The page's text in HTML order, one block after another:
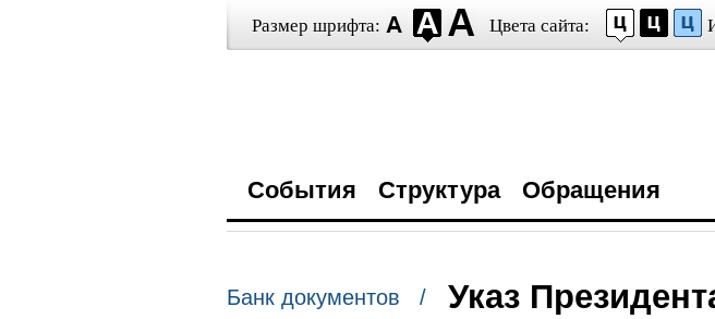
Размер шрифта: Цвета сайта:
События Структура Обращения
Банк документов /
Указ